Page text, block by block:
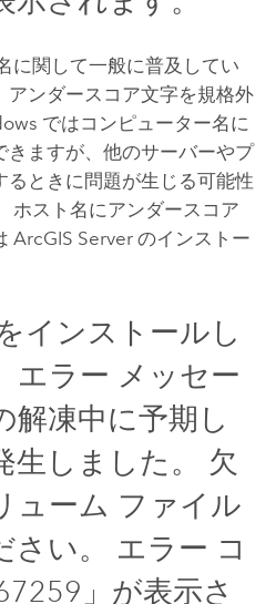
に関して一般に普及してい
アンダースコア文字を規格外
ではコンピューター名に
きますが、他のサーバーやプ
るときに問題が生じる可能性
ホスト名にアンダースコア
ArcGIS Serverのインストー
インストールし
エラー メッセー
解凍中に予期し
生しました。 欠
ューム ファイル
さい。 エラー コ
」が表示さ